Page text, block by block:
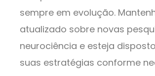
sempre em evolução.
atualizado sobre novas
neurociência e esteja
suas estratégias conforme